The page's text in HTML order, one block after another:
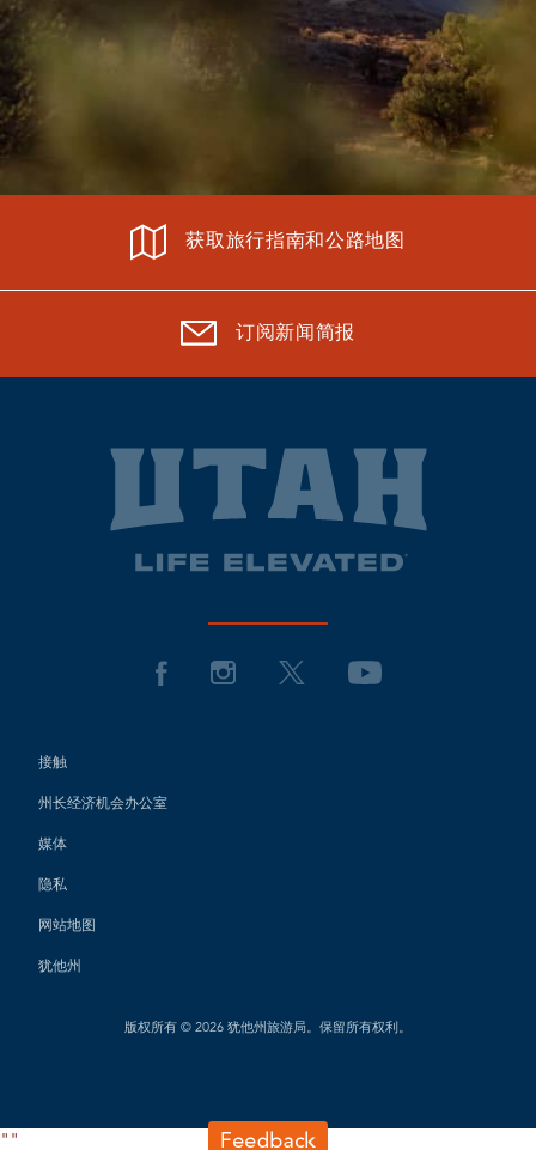
获取旅行指南和公路地图
订阅新闻简报
接触
州长经济机会办公室
媒体
隐私
网站地图
犹他州
版权所有 © 2026 犹他州旅游局。保留所有权利。
" "